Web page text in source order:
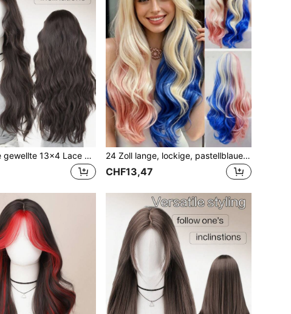
24 Zoll lange gewellte 13x4 Lace Front Perücke, schwarz-braune Farbe synthetische Lace Front Perücke, hitzebeständige Faserhaar glatt gerade Perücken, geeignet für weibliches Cosplay, Partys, natürliche Alltagsfrisuren 24 Zoll lange, lockige, pastellblaue Kunsthaarperücke, geeignet für Pferdeschwänze, hitzebeständige Cosplay-Perücke für Damen, Halloween- und Weihnachtspartys
CHF13,47